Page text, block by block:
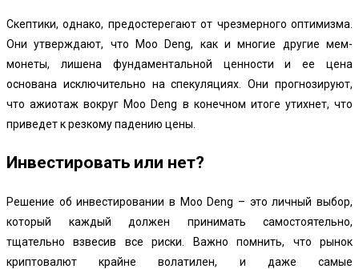
Скептики, однако, предостерегают от чрезмерного оптимизма.
Они утверждают, что Moo Deng, как и многие другие мем-
монеты, лишена фундаментальной ценности и ее цена
основана исключительно на спекуляциях. Они прогнозируют,
что ажиотаж вокруг Moo Deng в конечном итоге утихнет, что
приведет к резкому падению цены.
Инвестировать или нет?
Решение об инвестировании в Moo Deng – это личный выбор,
который каждый должен принимать самостоятельно,
тщательно взвесив все риски. Важно помнить, что рынок
криптовалют крайне волатилен, и даже самые